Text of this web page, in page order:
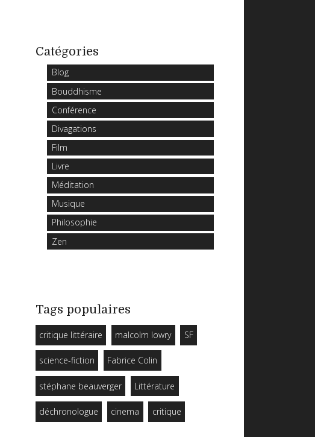
Catégories
Blog
Bouddhisme
Conférence
Divagations
Film
Livre
Méditation
Musique
Philosophie
Zen
Tags populaires
critique littéraire malcolm lowry SF
science-fiction Fabrice Colin
stéphane beauverger Littérature
déchronologue cinema critique